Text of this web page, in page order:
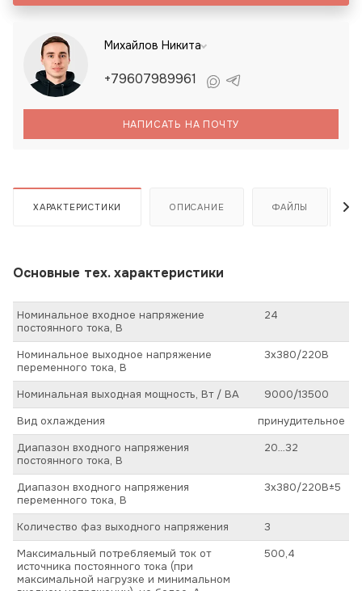
Михайлов Никита
+79607989961
НАПИСАТЬ НА ПОЧТУ
ХАРАКТЕРИСТИКИ ОПИСАНИЕ ФАЙЛЫ
Основные тех. характеристики
Номинальное входное напряжение
постоянного тока, В
24
Номинальное выходное напряжение
переменного тока, В
3х380/220В
Номинальная выходная мощность, Вт / ВА
9000/13500
Вид охлаждения
принудительное
Диапазон входного напряжения
постоянного тока, В
20…32
Диапазон входного напряжения
переменного тока, В
3х380/220В±5
Количество фаз выходного напряжения
3
Максимальный потребляемый ток от
источника постоянного тока (при
максимальной нагрузке и минимальном
500,4